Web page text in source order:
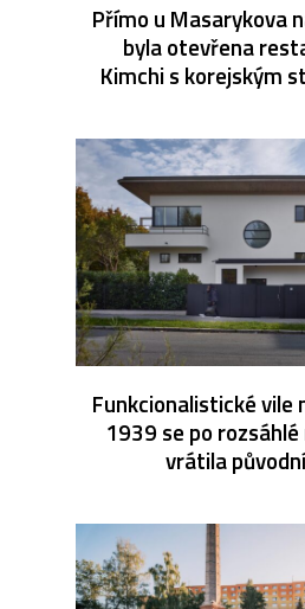
Přímo u Masarykova
byla otevřena
Kimchi s korejským
Funkcionalistické vile
1939 se po
vrátila